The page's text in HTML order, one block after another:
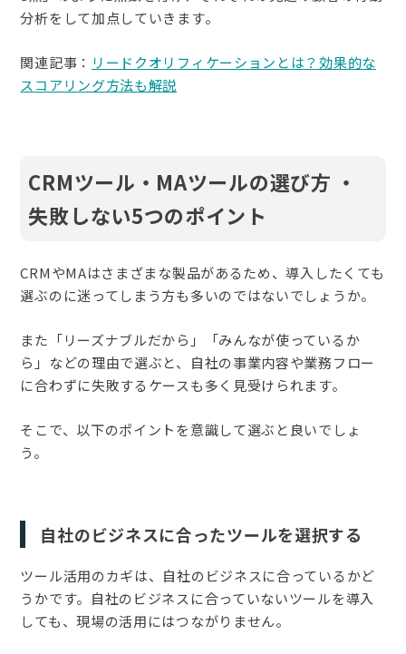
分析をして加点していきます。
関連記事： リードクオリフィケーションとは？効果的な
スコアリング方法も解説
CRMツール・MAツールの選び方 ・
失敗しない5つのポイント
CRMやMAはさまざまな製品があるため、導入したくても
選ぶのに迷ってしまう方も多いのではないでしょうか。
また「リーズナブルだから」「みんなが使っているか
ら」などの理由で選ぶと、自社の事業内容や業務フロー
に合わずに失敗するケースも多く見受けられます。
そこで、以下のポイントを意識して選ぶと良いでしょ
う。
自社のビジネスに合ったツールを選択する
ツール活用のカギは、自社のビジネスに合っているかど
うかです。自社のビジネスに合っていないツールを導入
しても、現場の活用にはつながりません。